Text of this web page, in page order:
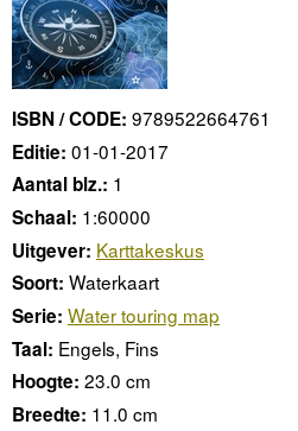
ISBN / CODE: 9789522664761
Editie: 01-01-2017
Aantal blz.: 1
Schaal: 1:60000
Uitgever: Karttakeskus
Soort: Waterkaart
Serie: Water touring map
Taal: Engels, Fins
Hoogte: 23.0 cm
Breedte: 11.0 cm